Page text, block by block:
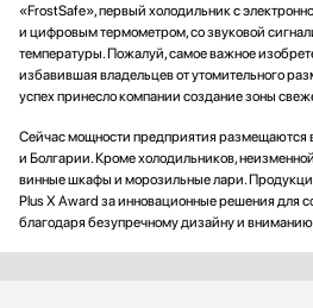
«FrostSafe», первый холодильник с
и цифровым термометром, со звуковой
температуры. Пожалуй, самое важное
избавившая владельцев от утомительного
успех принесло компании создание зоны
Сейчас мощности предприятия размещаются
и Болгарии. Кроме холодильников,
винные шкафы и морозильные лари.
Plus X Award за инновационные решения для
благодаря безупречному дизайну и вниманию